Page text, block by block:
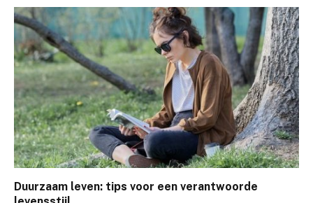
Duurzaam leven: tips voor een verantwoorde